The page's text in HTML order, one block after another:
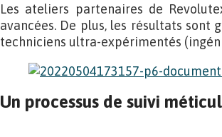
Les ateliers partenaires de
avancées. De plus, les résultats sont
techniciens ultra-expérimentés
Un processus de suivi